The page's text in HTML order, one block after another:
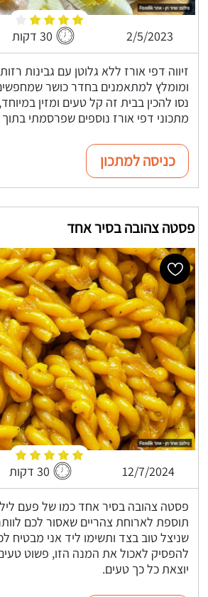
2/5/2023 30 דקות
זיווה דפי אורז ללא גלוטן עם גבינות
ומומלץ למתאמנים בחדר כושר
נסו להכין בבית זה קל טעים ומזין
מתכוני דפי אורז נוספים שפרסמתי
כניסה למתכון
פסטה צהובה בסיר אחד
12/7/2024 30 דקות
פסטה צהובה בסיר אחד כמו של פעם
תוספת לארוחת צהריים שאסור לכם
שניצל טוב בצד ותשימו ליד אני מבטיח
להפסיק לאכול את המנה הזו, פשוט
יוצאת כל כך טעים.